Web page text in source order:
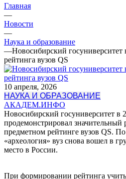
Главная
—
Новости
—
Наука и образование
—Новосибирский госуниверситет
рейтинга вузов QS
10 апреля, 2026
НАУКА И ОБРАЗОВАНИЕ
АКАДЕМ.ИНФО
Новосибирский госуниверситет в
продемонстрировал
предметном рейтинге вузов QS.
«археология» вуз снова вошел в
место в России.
При формировании рейтинга